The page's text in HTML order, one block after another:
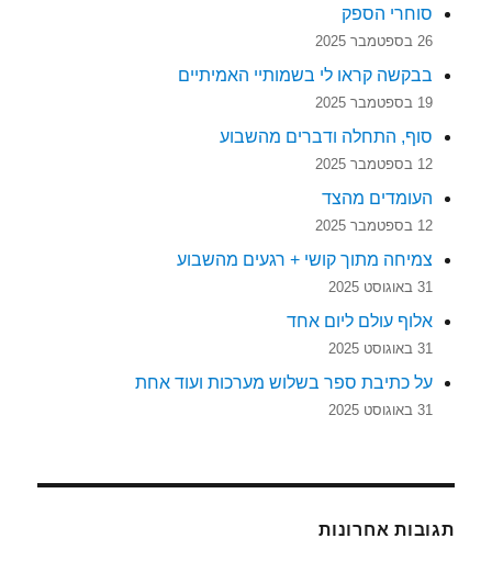
סוחרי הספק
26 בספטמבר 2025
בבקשה קראו לי בשמותיי האמיתיים
19 בספטמבר 2025
סוף, התחלה ודברים מהשבוע
12 בספטמבר 2025
העומדים מהצד
12 בספטמבר 2025
צמיחה מתוך קושי + רגעים מהשבוע
31 באוגוסט 2025
אלוף עולם ליום אחד
31 באוגוסט 2025
על כתיבת ספר בשלוש מערכות ועוד אחת
31 באוגוסט 2025
תגובות אחרונות